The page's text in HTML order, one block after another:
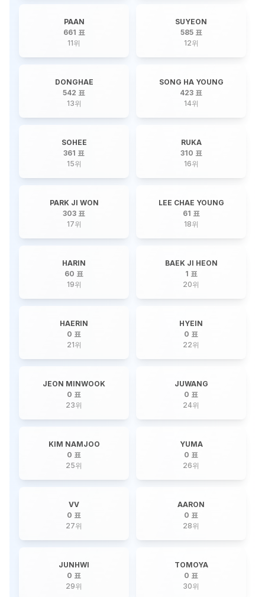
PAAN
661 표
11위
SUYEON
585 표
12위
DONGHAE
542 표
13위
SONG HA YOUNG
423 표
14위
SOHEE
361 표
15위
RUKA
310 표
16위
PARK JI WON
303 표
17위
LEE CHAE YOUNG
61 표
18위
HARIN
60 표
19위
BAEK JI HEON
1 표
20위
HAERIN
0 표
21위
HYEIN
0 표
22위
JEON MINWOOK
0 표
23위
JUWANG
0 표
24위
KIM NAMJOO
0 표
25위
YUMA
0 표
26위
VV
0 표
27위
AARON
0 표
28위
JUNHWI
0 표
29위
TOMOYA
0 표
30위